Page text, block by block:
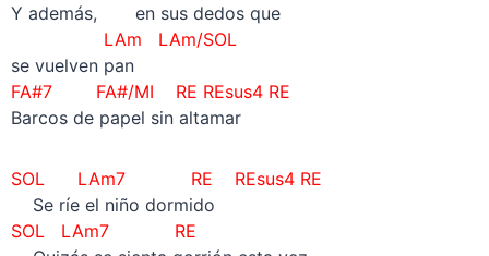
Y además, en sus dedos que
LAm LAm/SOL
se vuelven pan
FA#7 FA#/MI RE REsus4 RE
Barcos de papel sin altamar
SOL LAm7 RE REsus4 RE
Se ríe el niño dormido
SOL LAm7 RE